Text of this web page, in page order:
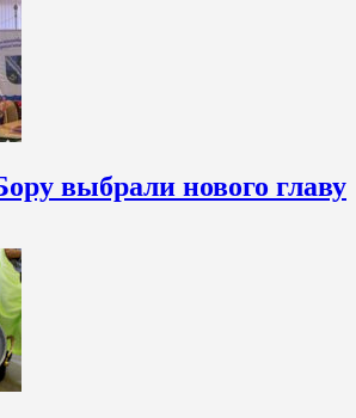
выбрали нового главу